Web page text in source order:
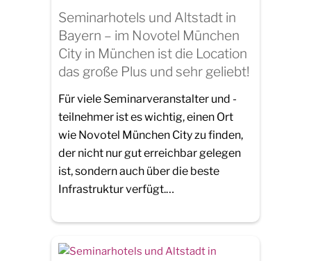
Seminarhotels und Altstadt in
Bayern – im Novotel München
City in München ist die Location
das große Plus und sehr geliebt!
Für viele Seminarveranstalter und -
teilnehmer ist es wichtig, einen Ort
wie Novotel München City zu finden,
der nicht nur gut erreichbar gelegen
ist, sondern auch über die beste
Infrastruktur verfügt.…